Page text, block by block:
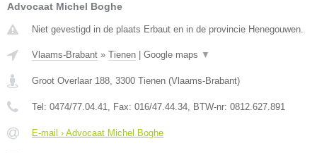
Advocaat Michel Boghe
Niet gevestigd in de plaats Erbaut en in de provincie Henegouwen.
Vlaams-Brabant » Tienen Google maps ▼
Groot Overlaar 188, 3300 Tienen (Vlaams-Brabant)
Tel: 0474/77.04.41, Fax: 016/47.44.34, BTW-nr: ​0812.627.891
E-mail › Advocaat Michel Boghe